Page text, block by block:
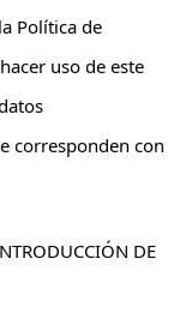
Política de
uso de este
corresponden con
DE